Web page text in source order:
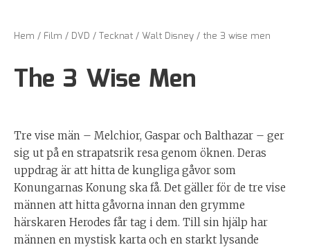
Hem / Film / DVD /Tecknat/Walt Disney/ the 3 wise men
The 3 Wise Men
Tre vise män – Melchior, Gaspar och Balthazar – ger
sig ut på en strapatsrik resa genom öknen. Deras
uppdrag är att hitta de kungliga gåvor som
Konungarnas Konung ska få. Det gäller för de tre vise
männen att hitta gåvorna innan den grymme
härskaren Herodes får tag i dem. Till sin hjälp har
männen en mystisk karta och en starkt lysande